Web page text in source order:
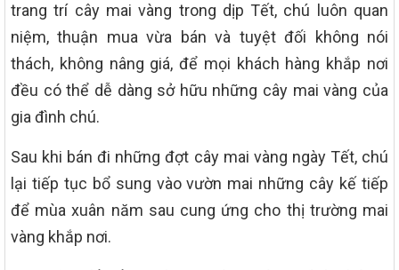
trang trí cây mai vàng trong dịp Tết, chú luôn quan
niệm, thuận mua vừa bán và tuyệt đối không nói
thách, không nâng giá, để mọi khách hàng khắp nơi
đều có thể dễ dàng sở hữu những cây mai vàng của
gia đình chú.
Sau khi bán đi những đợt cây mai vàng ngày Tết, chú
lại tiếp tục bổ sung vào vườn mai những cây kế tiếp
để mùa xuân năm sau cung ứng cho thị trường mai
vàng khắp nơi.